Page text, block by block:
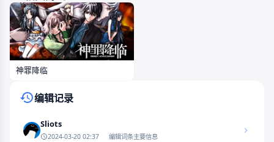
神罪降临
编辑记录
Sliots
2024-03-20 02:37 编辑词条主要信息